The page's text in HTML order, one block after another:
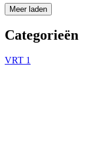
Meer laden
Categorieën
VRT 1